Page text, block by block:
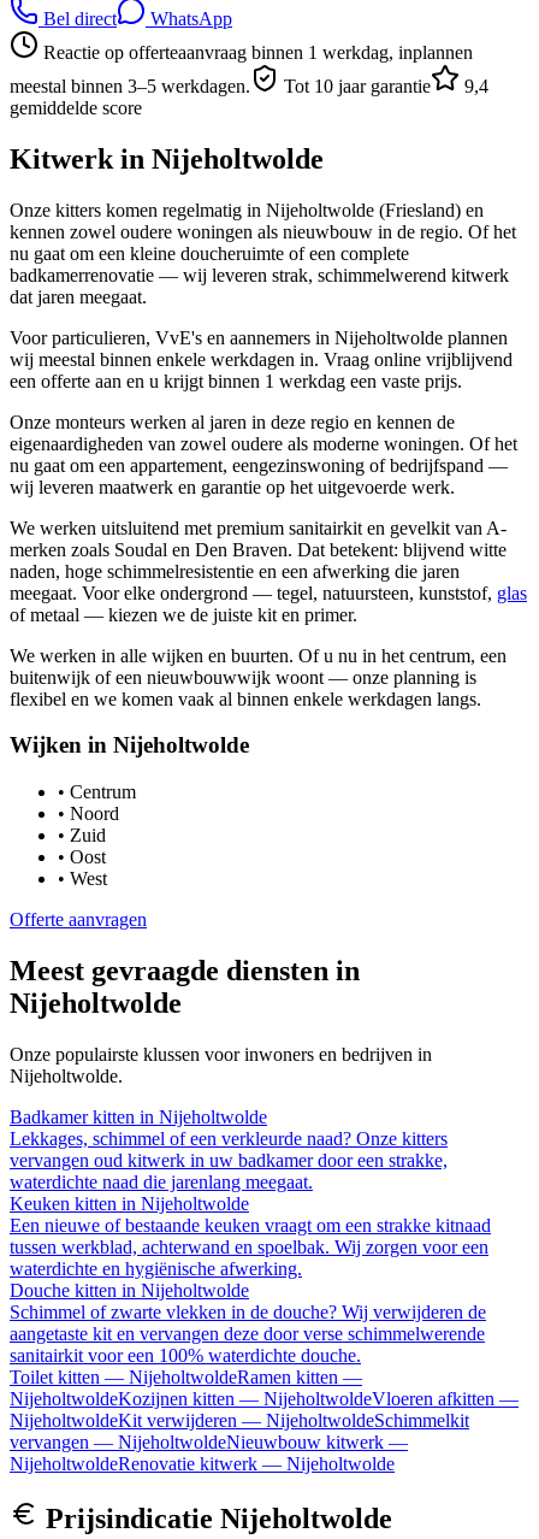
Bel direct
WhatsApp
Reactie op offerteaanvraag binnen 1 werkdag, inplannen
meestal binnen 3–5 werkdagen.
Tot 10 jaar garantie
9,4
gemiddelde score
Kitwerk in Nijeholtwolde
Onze kitters komen regelmatig in Nijeholtwolde (Friesland) en
kennen zowel oudere woningen als nieuwbouw in de regio. Of het
nu gaat om een kleine doucheruimte of een complete
badkamerrenovatie — wij leveren strak, schimmelwerend kitwerk
dat jaren meegaat.
Voor particulieren, VvE's en aannemers in Nijeholtwolde plannen
wij meestal binnen enkele werkdagen in. Vraag online vrijblijvend
een offerte aan en u krijgt binnen 1 werkdag een vaste prijs.
Onze monteurs werken al jaren in deze regio en kennen de
eigenaardigheden van zowel oudere als moderne woningen. Of het
nu gaat om een appartement, eengezinswoning of bedrijfspand —
wij leveren maatwerk en garantie op het uitgevoerde werk.
We werken uitsluitend met premium sanitairkit en gevelkit van A-
merken zoals Soudal en Den Braven. Dat betekent: blijvend witte
naden, hoge schimmelresistentie en een afwerking die jaren
meegaat. Voor elke ondergrond — tegel, natuursteen, kunststof, glas
of metaal — kiezen we de juiste kit en primer.
We werken in alle wijken en buurten. Of u nu in het centrum, een
buitenwijk of een nieuwbouwwijk woont — onze planning is
flexibel en we komen vaak al binnen enkele werkdagen langs.
Wijken in Nijeholtwolde
• Centrum
• Noord
• Zuid
• Oost
• West
Offerte aanvragen
Meest gevraagde diensten in
Nijeholtwolde
Onze populairste klussen voor inwoners en bedrijven in
Nijeholtwolde.
Badkamer kitten in Nijeholtwolde
Lekkages, schimmel of een verkleurde naad? Onze kitters
vervangen oud kitwerk in uw badkamer door een strakke,
waterdichte naad die jarenlang meegaat.
Keuken kitten in Nijeholtwolde
Een nieuwe of bestaande keuken vraagt om een strakke kitnaad
tussen werkblad, achterwand en spoelbak. Wij zorgen voor een
waterdichte en hygiënische afwerking.
Douche kitten in Nijeholtwolde
Schimmel of zwarte vlekken in de douche? Wij verwijderen de
aangetaste kit en vervangen deze door verse schimmelwerende
sanitairkit voor een 100% waterdichte douche.
Toilet kitten — NijeholtwoldeRamen kitten —
NijeholtwoldeKozijnen kitten — NijeholtwoldeVloeren afkitten —
NijeholtwoldeKit verwijderen — NijeholtwoldeSchimmelkit
vervangen — NijeholtwoldeNieuwbouw kitwerk —
NijeholtwoldeRenovatie kitwerk — Nijeholtwolde
Prijsindicatie Nijeholtwolde